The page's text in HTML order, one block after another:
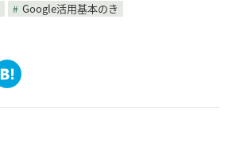
Google活用基本のき